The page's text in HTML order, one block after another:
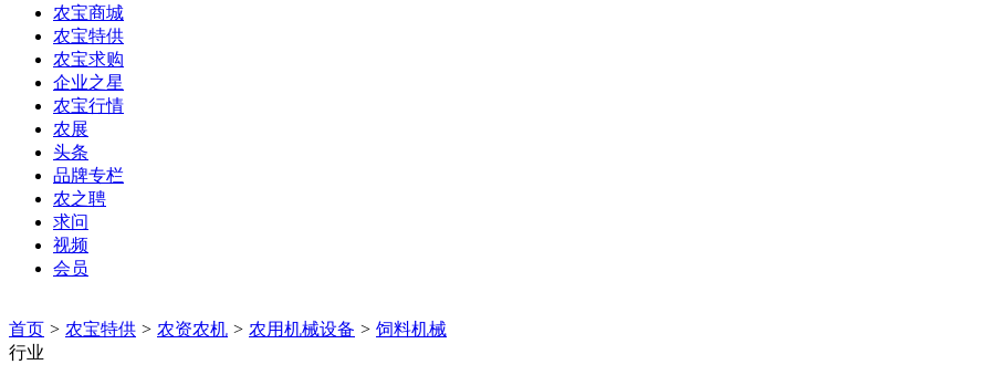
农宝商城
农宝特供
农宝求购
企业之星
农宝行情
农展
头条
品牌专栏
农之聘
求问
视频
会员
首页 > 农宝特供 > 农资农机 > 农用机械设备 > 饲料机械
行业